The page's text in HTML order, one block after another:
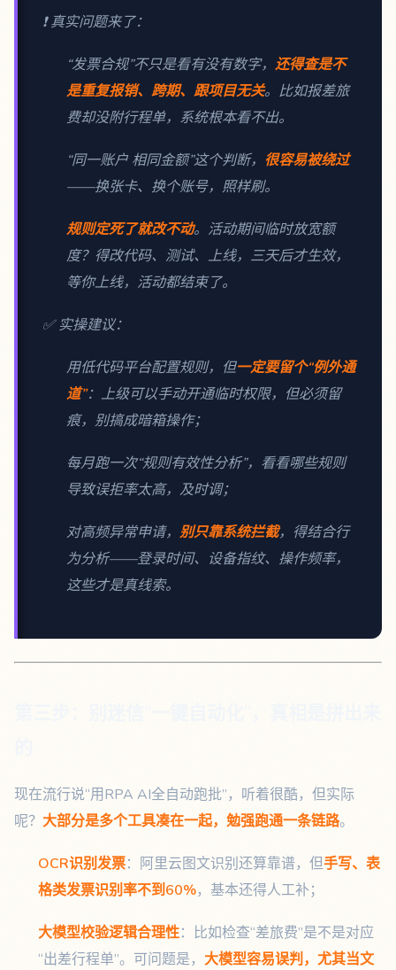
❗ 真实问题来了：
“发票合规”不只是看有没有数字， 还得查是不
是重复报销、跨期、跟项目无关。比如报差旅
费却没附行程单，系统根本看不出。
“同一账户 相同金额”这个判断， 很容易被绕过
——换张卡、换个账号，照样刷。
规则定死了就改不动。活动期间临时放宽额
度？得改代码、测试、上线，三天后才生效，
等你上线，活动都结束了。
✅ 实操建议：
用低代码平台配置规则，但一定要留个“例外通
道”：上级可以手动开通临时权限，但必须留
痕，别搞成暗箱操作；
每月跑一次“规则有效性分析”，看看哪些规则
导致误拒率太高，及时调；
对高频异常申请， 别只靠系统拦截，得结合行
为分析——登录时间、设备指纹、操作频率，
这些才是真线索。
现在流行说“用RPA AI全自动跑批”，听着很酷，但实际
呢？ 大部分是多个工具凑在一起，勉强跑通一条链路。
OCR识别发票：阿里云图文识别还算靠谱，但手写、表
格类发票识别率不到60%，基本还得人工补；
大模型校验逻辑合理性：比如检查“差旅费”是不是对应
“出差行程单”。可问题是， 大模型容易误判，尤其当文